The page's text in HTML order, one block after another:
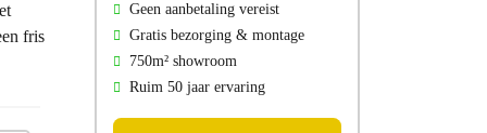
fris
Geen aanbetaling vereist
Gratis bezorging & montage
750m² showroom
Ruim 50 jaar ervaring